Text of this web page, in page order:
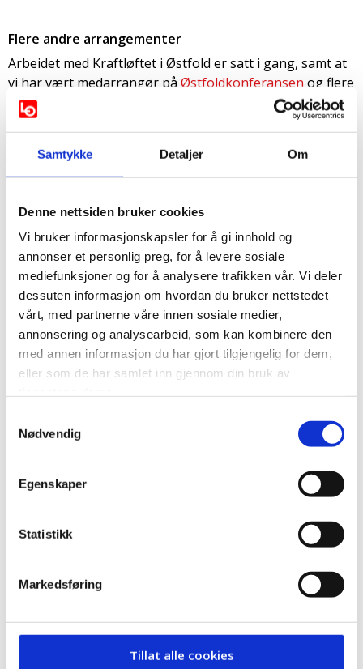
Samtykke Detaljer Om
Denne nettsiden bruker cookies
Vi bruker informasjonskapsler for å gi innhold og
annonser et personlig preg, for å levere sosiale
mediefunksjoner og for å analysere trafikken vår. Vi deler
dessuten informasjon om hvordan du bruker nettstedet
vårt, med partnerne våre innen sosiale medier,
annonsering og analysearbeid, som kan kombinere den
med annen informasjon du har gjort tilgjengelig for dem,
eller som de har samlet inn gjennom din bruk av
Nødvendig
Egenskaper
Statistikk
Markedsføring
Tillat alle cookies
Flere andre arrangementer
Arbeidet med Kraftløftet i Østfold er satt i gang, samt at
vi har vært medarrangør påØstfoldkonferansenog flere
arrangementer med bl.a. Kompetanseforum Østfold,
Partnerskap for Næringsutvikling i Østfold, NAV Øst-
Vi ser nå frem til å få på plass nye Østfold
Fylkeskommune og gleder oss til å samarbeide med
Fylkesordfører Sindre Martinsen-Evje
Vi ønsker en riktig fin jul og et godt nytt år.🎅
Kontakt
E-post: